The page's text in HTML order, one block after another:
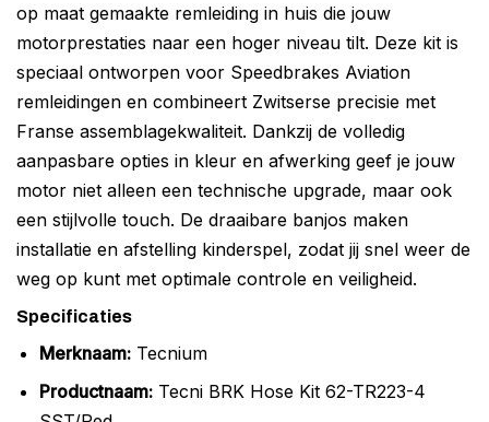
op maat gemaakte remleiding in huis die jouw
motorprestaties naar een hoger niveau tilt. Deze kit is
speciaal ontworpen voor Speedbrakes Aviation
remleidingen en combineert Zwitserse precisie met
Franse assemblagekwaliteit. Dankzij de volledig
aanpasbare opties in kleur en afwerking geef je jouw
motor niet alleen een technische upgrade, maar ook
een stijlvolle touch. De draaibare banjos maken
installatie en afstelling kinderspel, zodat jij snel weer de
weg op kunt met optimale controle en veiligheid.
Specificaties
Merknaam:Tecnium
Productnaam:Tecni BRK Hose Kit 62-TR223-4